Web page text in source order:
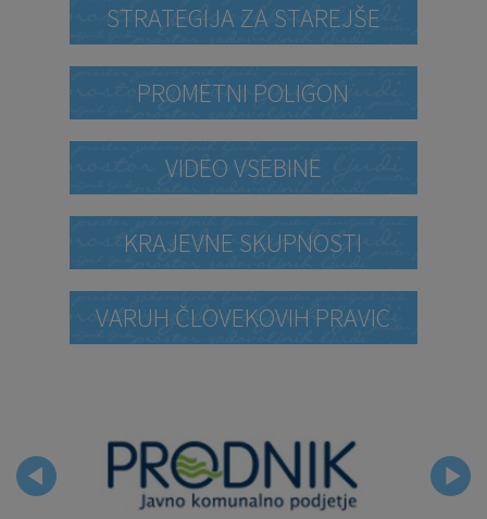
STRATEGIJA ZA STAREJŠE
PROMETNI POLIGON
VIDEO VSEBINE
KRAJEVNE SKUPNOSTI
VARUH ČLOVEKOVIH PRAVIC